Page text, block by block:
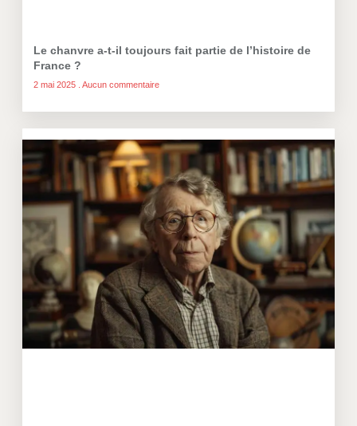
Le chanvre a-t-il toujours fait partie de l’histoire de
France ?
2 mai 2025 Aucun commentaire